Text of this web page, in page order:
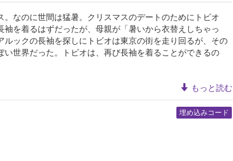
。なのに世間は猛暑。クリスマスのデートのためにトビオ
袖を着るはずだったが、母親が「暑いから衣替えしちゃっ
ルックの長袖を探しにトビオは東京の街を走り回るが、その
い世界だった。トビオは、再び長袖を着ることができるの
もっと読む
埋め込みコード